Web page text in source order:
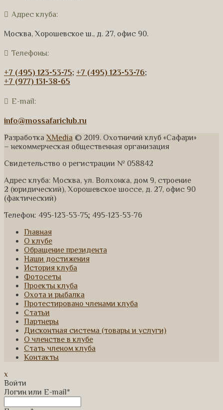
Адрес клуба:
Москва, Хорошевское ш., д. 27, офис 90.
Телефоны:
+7 (495) 123-53-75; +7 (495) 123-53-76;
+7 (977) 131-38-65
E-mail:
info@mossafariclub.ru
Разработка XMedia © 2019. Охотничий клуб «Сафари»
– некоммерческая общественная организация
Свидетельство о регистрации № 058842
Адрес клуба: Москва, ул. Волхонка, дом 9, строение
2 (юридический), Хорошевское шоссе, д. 27, офис 90
(фактический)
Телефон: 495-123-53-75; 495-123-53-76
Главная
О клубе
Обращение президента
Наши достижения
История клуба
Фотосеты
Проекты клуба
Охота и рыбалка
Протестировано членами клуба
Статьи
Партнеры
Дисконтная система (товары и услуги)
О членстве в клубе
Стать членом клуба
Контакты
x
Войти
Логин или E-mail*